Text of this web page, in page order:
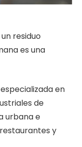
residuo
es una
en
de
urbana e
y